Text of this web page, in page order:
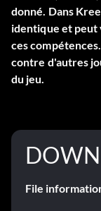
donné. Dans
identique et peut
ces
contre d'autres
du jeu.
File